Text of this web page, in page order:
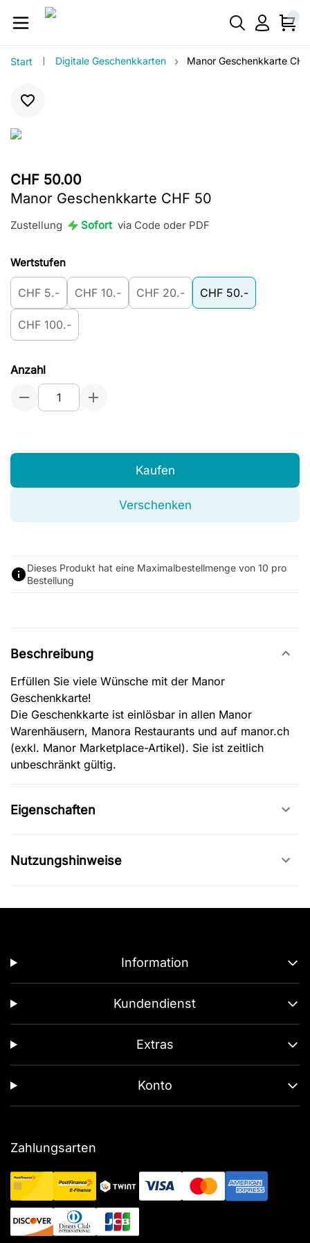
Start Digitale Geschenkkarten › Manor Geschenkkarte
CHF 50.00
Manor Geschenkkarte CHF 50
Zustellung Sofort via Code oder PDF
Wertstufen
CHF 5.- CHF 10.- CHF 20.- CHF 50.-
CHF 100.-
Anzahl
Kaufen
Verschenken
Dieses Produkt hat eine Maximalbestellmenge von 10 pro
Bestellung
Beschreibung
Erfüllen Sie viele Wünsche mit der Manor
Geschenkkarte!
Die Geschenkkarte ist einlösbar in allen Manor
Warenhäusern, Manora Restaurants und auf manor.ch
(exkl. Manor Marketplace-Artikel). Sie ist zeitlich
unbeschränkt gültig.
Eigenschaften
Nutzungshinweise
Information
Kundendienst
Extras
Konto
Zahlungsarten